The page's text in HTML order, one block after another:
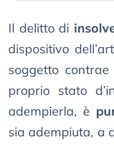
Il delitto di
dispositivo
soggetto contrae
proprio stato
adempierla, è
sia adempiuta, a